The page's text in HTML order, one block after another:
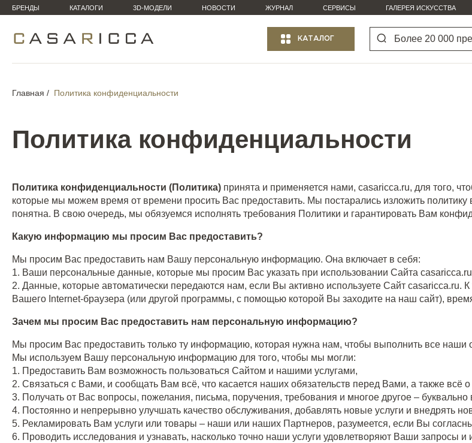
БРЕНДЫ КАТАЛОГИ 3D-МОДЕЛИ НОВОСТИ ЖУРНАЛ СЕРВИСЫ ГАЛЕРЕЯ ИСКУССТВА
КАТАЛОГ
Главная Политика конфиденциальности
Политика конфиденциальности
Политика конфиденциальности (Политика) принята и применяется нами, casaricca.ru, для того,
которые мы можем время от времени просить Вас предоставить. Мы постарались изложить
понятна. В свою очередь, мы обязуемся исполнять требования Политики и гарантировать Вам
Какую информацию мы просим Вас предоставить?
Мы просим Вас предоставить нам Вашу персональную информацию. Она включает в себя:
1. Ваши персональные данные, которые мы просим Вас указать при использовании Сайта
2. Данные, которые автоматически передаются нам, если Вы активно используете Сайт
Вашего Internet-браузера (или другой программы, с помощью которой Вы заходите на наш сайт),
Зачем мы просим Вас предоставить нам персональную информацию?
Мы просим Вас предоставить только ту информацию, которая нужна нам, чтобы выполнить все наши
Мы используем Вашу персональную информацию для того, чтобы мы могли:
1. Предоставить Вам возможность пользоваться Сайтом и нашими услугами,
2. Связаться с Вами, и сообщать Вам всё, что касается наших обязательств перед Вами, а также всё
3. Получать от Вас вопросы, пожелания, письма, поручения, требования и многое другое –
4. Постоянно и непрерывно улучшать качество обслуживания, добавлять новые услуги и внедрять
5. Рекламировать Вам услуги или товары – наши или наших Партнеров, разумеется, если Вы
6. Проводить исследования и узнавать, насколько точно наши услуги удовлетворяют Ваши запросы и